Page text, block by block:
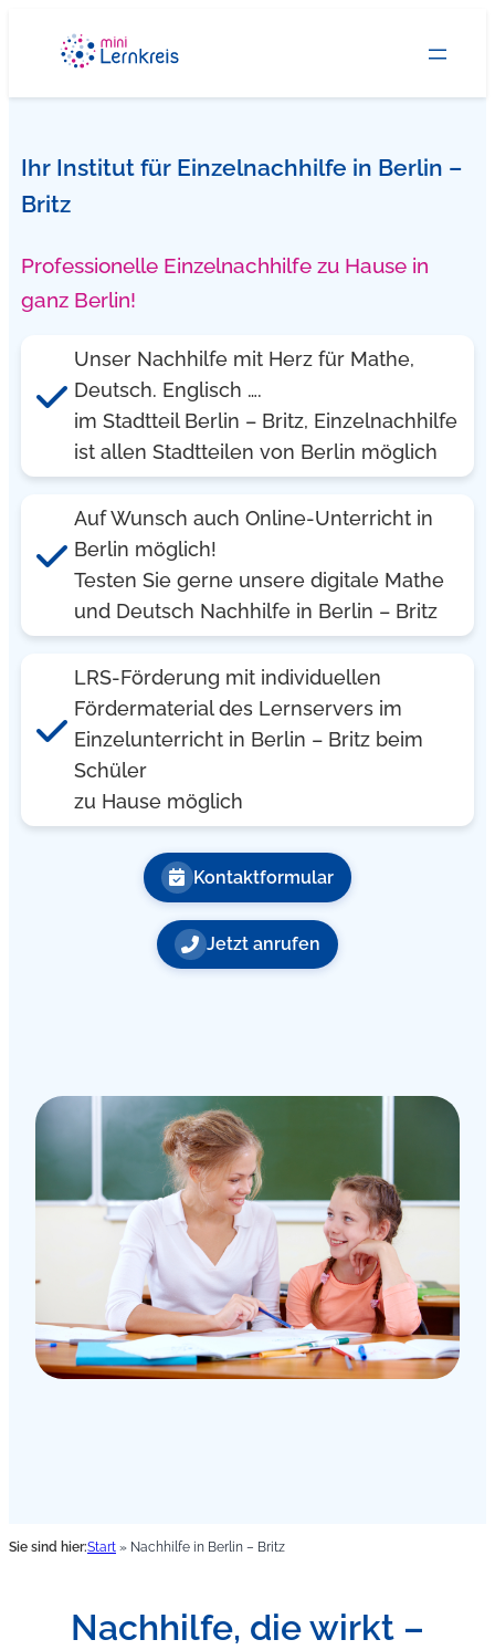
springen
Ihr Institut für Einzelnachhilfe in Berlin –
Britz
Professionelle Einzelnachhilfe zu Hause in
ganz Berlin!
Unser Nachhilfe mit Herz für Mathe,
Deutsch. Englisch ….
im Stadtteil Berlin – Britz, Einzelnachhilfe
ist allen Stadtteilen von Berlin möglich
Auf Wunsch auch Online-Unterricht in
Berlin möglich!
Testen Sie gerne unsere digitale Mathe
und Deutsch Nachhilfe in Berlin – Britz
LRS-Förderung mit individuellen
Fördermaterial des Lernservers im
Einzelunterricht in Berlin – Britz beim
Schüler
zu Hause möglich
Kontaktformular
Jetzt anrufen
Sie sind hier:Start » Nachhilfe in Berlin – Britz
Nachhilfe, die wirkt –